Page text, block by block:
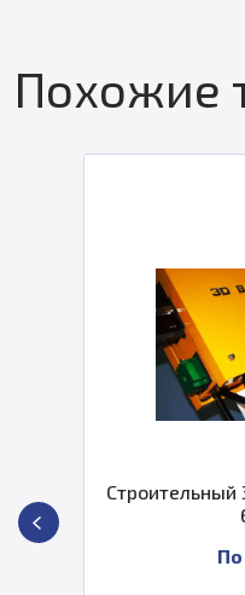
Похожие
Строительный
По